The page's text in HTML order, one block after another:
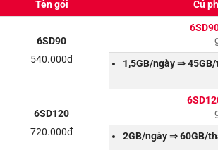
Tên gói Cú
6SD90
540.000đ
1,5GB/ngày ⇒
6SD120
720.000đ
2GB/ngày ⇒ 60GB/